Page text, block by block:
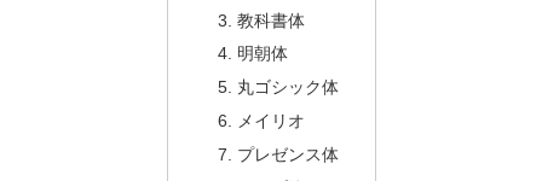
教科書体
明朝体
丸ゴシック体
メイリオ
プレゼンス体